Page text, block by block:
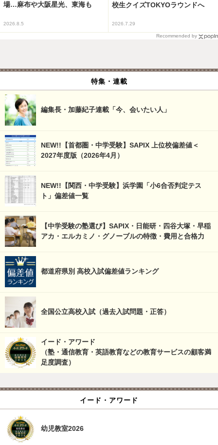
場…麻布や大阪星光、東海も
2026.8.5
校生クイズTOKYOラウンドへ
2026.7.29
Recommended by
特集・連載
編集長・加藤紀子連載「今、会いたい人」
NEW!!【首都圏・中学受験】SAPIX 上位校偏差値＜
2027年度版（2026年4月）
NEW!!【関西・中学受験】浜学園「小6合否判定テス
ト」偏差値一覧
【中学受験の塾選び】SAPIX・日能研・四谷大塚・早稲
アカ・エルカミノ・グノーブルの特徴・費用と合格力
都道府県別 高校入試偏差値ランキング
全国公立高校入試（過去入試問題・正答）
イード・アワード
（塾・通信教育・英語教育などの教育サービスの顧客満
足度調査）
イード・アワード
幼児教室2026